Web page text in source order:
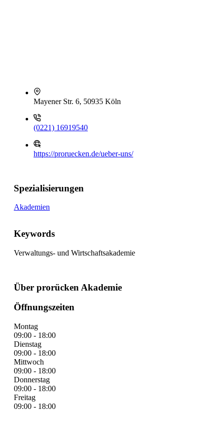
Mayener Str. 6, 50935 Köln
(0221) 16919540
https://proruecken.de/ueber-uns/
Spezialisierungen
Akademien
Keywords
Verwaltungs- und Wirtschaftsakademie
Über prorücken Akademie
Öffnungszeiten
Montag
09:00 - 18:00
Dienstag
09:00 - 18:00
Mittwoch
09:00 - 18:00
Donnerstag
09:00 - 18:00
Freitag
09:00 - 18:00